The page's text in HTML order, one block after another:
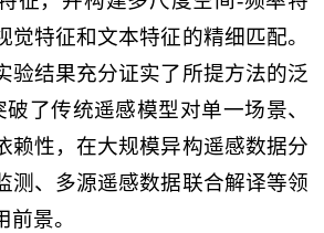
觉特征和文本特征的精细匹配。
验结果充分证实了所提方法的泛
了传统遥感模型对单一场景、
赖性，在大规模异构遥感数据分
测、多源遥感数据联合解译等领
景。